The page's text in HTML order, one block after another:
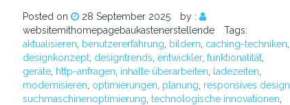
Posted on 28 September 2025
by :
websitemithomepagebaukastenerstellende
Tags:
aktualisieren
benutzererfahrung bildern caching-techniken
designkonzept, designtrends entwickler, funktionalität,
geräte, http-anfragen inhalte überarbeiten ladezeiten
modernisieren optimierungen planung responsives design
suchmaschinenoptimierung technologische innovationen